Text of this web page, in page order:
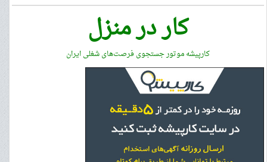
کار در منزل
کارپیشه موتور جستجوی فرصت‌های شغلی ایران